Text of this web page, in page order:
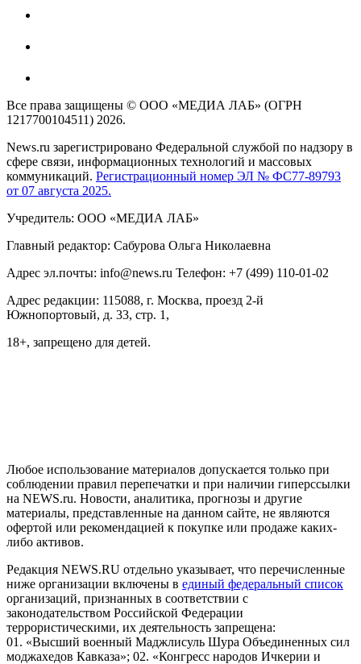
Все права защищены © ООО «МЕДИА ЛАБ» (ОГРН
1217700104511) 2026.
News.ru зарегистрировано Федеральной службой по надзору в
сфере связи, информационных технологий и массовых
коммуникаций. Регистрационный номер ЭЛ № ФС77-89793
от 07 августа 2025.
Учредитель: ООО «МЕДИА ЛАБ»
Главный редактор: Сабурова Ольга Николаевна
Адрес эл.почты: info@news.ru Телефон: +7 (499) 110-01-02
Адрес редакции: 115088, г. Москва, проезд 2-й
Южнопортовый, д. 33, стр. 1,
18+, запрещено для детей.
Любое использование материалов допускается только при
соблюдении правил перепечатки и при наличии гиперссылки
на NEWS.ru. Новости, аналитика, прогнозы и другие
материалы, представленные на данном сайте, не являются
офертой или рекомендацией к покупке или продаже каких-
либо активов.
Редакция NEWS.RU отдельно указывает, что перечисленные
ниже организации включены в единый федеральный список
организаций, признанных в соответствии с
законодательством Российской Федерации
террористическими, их деятельность запрещена:
01. «Высший военный Маджлисуль Шура Объединенных сил
моджахедов Кавказа»; 02. «Конгресс народов Ичкерии и